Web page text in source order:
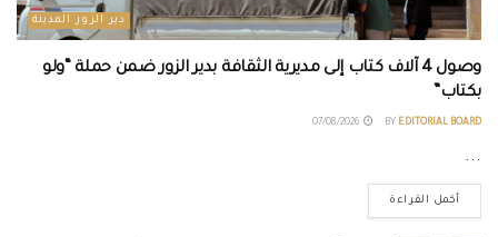
دير الزور المدينة
وصول 4 آلاف كتاب إلى مديرية الثقافة بدير الزور ضمن حملة “ولو
بكتاب”
BY EDITORIAL BOARD
...
أكمل القراءة